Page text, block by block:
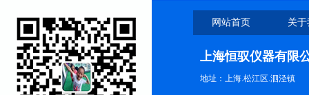
网站首页 关
上海恒驭仪器有限
地址：上海.松江区.泗泾镇